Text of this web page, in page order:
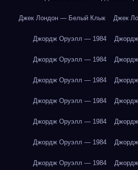
Джек Лондон — Белый Клык Джек
Джордж Оруэлл — 1984
Джордж Оруэлл — 1984
Джордж Оруэлл — 1984
Джордж Оруэлл — 1984
Джордж Оруэлл — 1984
Джордж Оруэлл — 1984
Джордж Оруэлл — 1984